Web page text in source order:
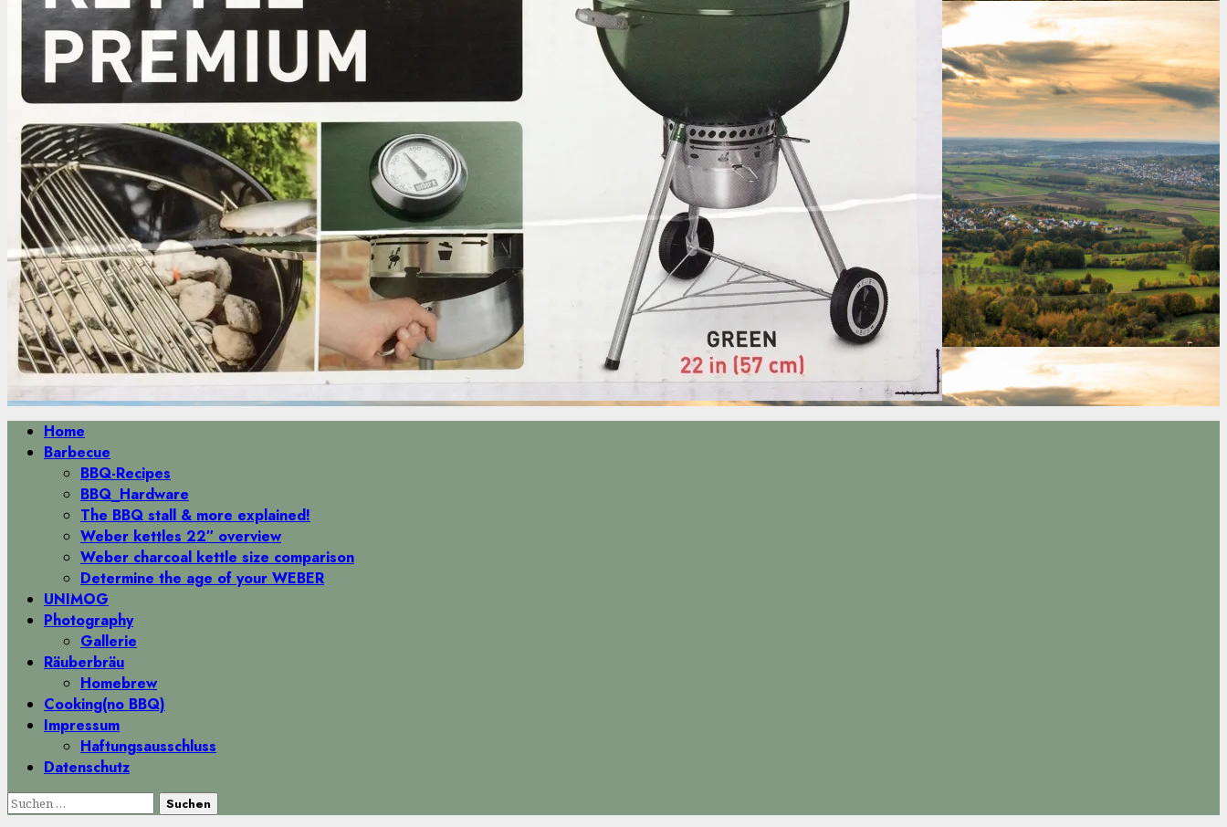
Primäres
Menü
Home
Barbecue
BBQ-Recipes
BBQ_Hardware
The BBQ stall & more explained!
Weber kettles 22″ overview
Weber charcoal kettle size comparison
Determine the age of your WEBER
UNIMOG
Photography
Gallerie
Räuberbräu
Homebrew
Cooking(no BBQ)
Impressum
Haftungsausschluss
Datenschutz
Suchen